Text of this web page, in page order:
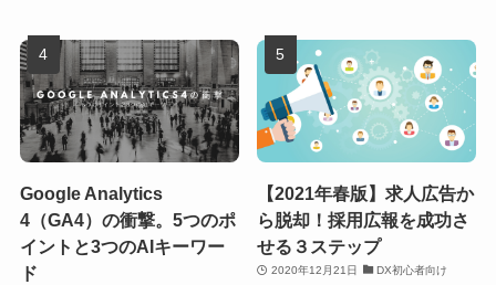
Google Analytics
4（GA4）の衝撃。5つのポ
イントと3つのAIキーワー
ド
【2021年春版】求人広告か
ら脱却！採用広報を成功さ
せる３ステップ
2020年12月21日 DX初心者向け